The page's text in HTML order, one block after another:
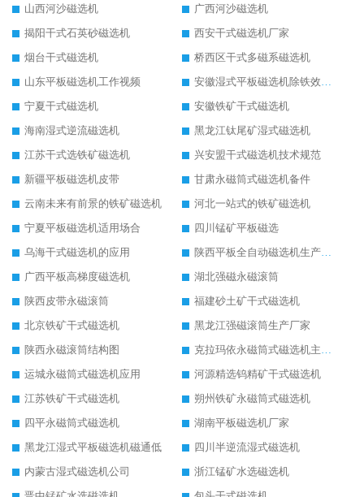
山西河沙磁选机
广西河沙磁选机
揭阳干式石英砂磁选机
西安干式磁选机厂家
烟台干式磁选机
桥西区干式多磁系磁选机
山东平板磁选机工作视频
安徽湿式平板磁选机除铁效果怎么样
宁夏干式磁选机
安徽铁矿干式磁选机
海南湿式逆流磁选机
黑龙江钛尾矿湿式磁选机
江苏干式选铁矿磁选机
兴安盟干式磁选机技术规范
新疆平板磁选机皮带
甘肃永磁筒式磁选机备件
云南未来有前景的铁矿磁选机
河北一站式的铁矿磁选机
宁夏平板磁选机适用场合
四川锰矿平板磁选
乌海干式磁选机的应用
陕西平板全自动磁选机生产厂家
广西平板高梯度磁选机
湖北强磁永磁滚筒
陕西皮带永磁滚筒
福建砂土矿干式磁选机
北京铁矿干式磁选机
黑龙江强磁滚筒生产厂家
陕西永磁滚筒结构图
克拉玛依永磁筒式磁选机主要技术参数
运城永磁筒式磁选机应用
河源精选钨精矿干式磁选机
江苏铁矿干式磁选机
朔州铁矿永磁筒式磁选机
四平永磁筒式磁选机
湖南平板磁选机厂家
黑龙江湿式平板磁选机磁通低
四川半逆流湿式磁选机
内蒙古湿式磁选机公司
浙江锰矿水选磁选机